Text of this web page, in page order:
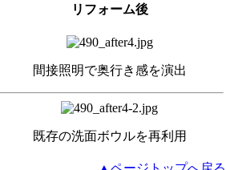
リフォーム後
間接照明で奥行き感を演出
既存の洗面ボウルを再利用